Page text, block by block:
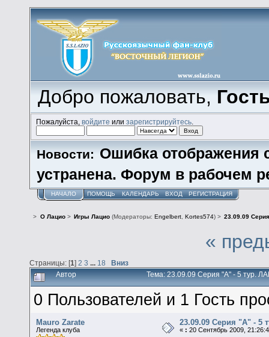
Добро пожаловать,
Пожалуйста,войдите илизарегистрируйтесь
Новости: Ошибка отображения
устранена. Форум в рабочем
НАЧАЛО ПОМОЩЬ КАЛЕНДАРЬ ВХОД РЕГИСТРАЦИЯ
> О Лацио> Игры Лацио(Модераторы: Engelbert, Kortes574) > 23.09.09
«
Страницы: [1] 2 3 18 Вниз
Автор Тема: 23.09.09 Серия "А" - 5 тур.
0 Пользователей и 1 Гость
Mauro Zarate
Легенда клуба
23.09.09 Серия "А" - 5
« : 20 Сентябрь 2009,